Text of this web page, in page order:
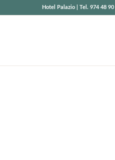
Hotel Palazio | Tel. 974 48